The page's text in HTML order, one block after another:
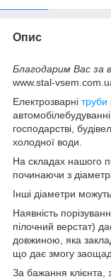
Опис
Благодарим Вас за
www.stal-
Електрозварні труби
господарстві,
холодної води.
На складах нашого
починаючи з
Інші діаметри
Наявність
пілочний верстат)
довжиною, яка
що дає змогу
За бажання клієнта,